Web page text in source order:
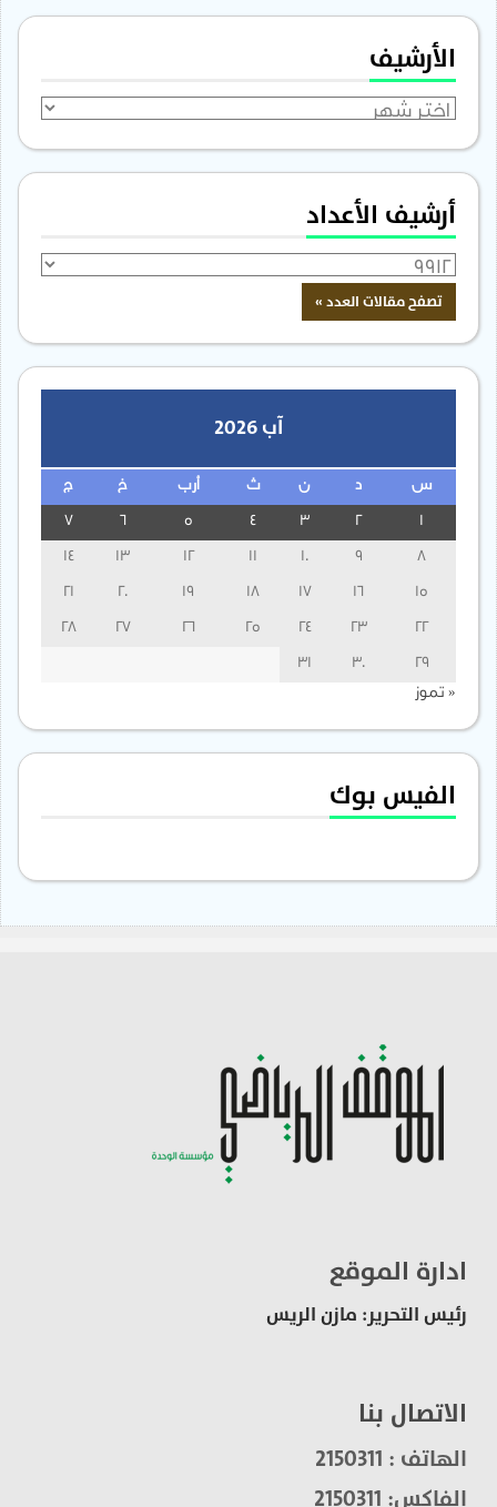
الأرشيف
الأرشيف
أرشيف الأعداد
آب 2026
س ن ث أرب خ ج
3
13
14
15
16
17
18
19
20
21
22
23
24
25
26
27
28
29
30
31
« تموز
الفيس بوك
ادارة الموقع
رئيس التحرير: مازن الريس
الاتصال بنا
الهاتف : 2150311
الفاكس: 2150311